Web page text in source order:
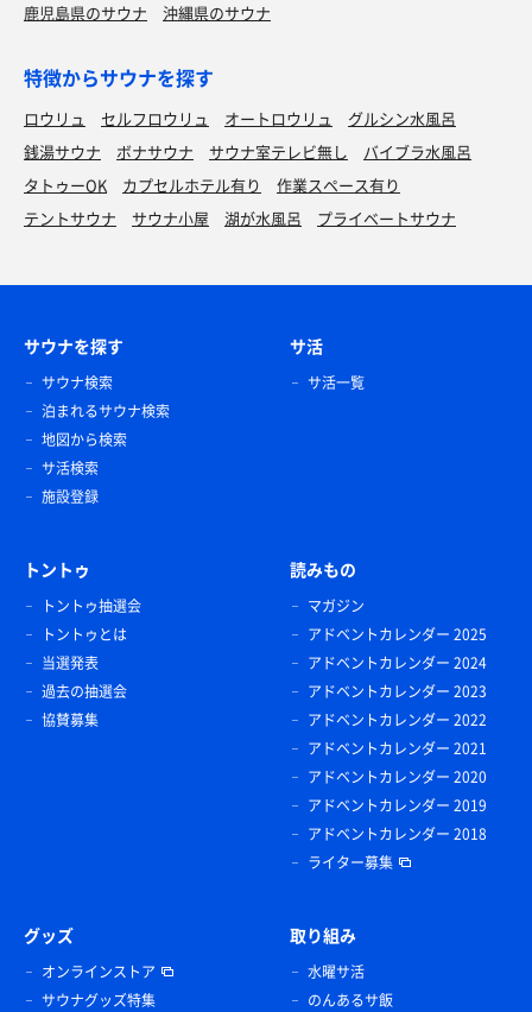
鹿児島県のサウナ
沖縄県のサウナ
特徴からサウナを探す
ロウリュ セルフロウリュ オートロウリュ
グルシン水風呂
銭湯サウナ
ボナサウナ サウナ室テレビ無し
バイブラ水風呂
タトゥーOK
カプセルホテル有り
作業スペース有り
テントサウナ
サウナ小屋 湖が水風呂 プライベートサウナ
サウナを探す
サウナ検索
泊まれるサウナ検索
地図から検索
サ活検索
施設登録
サ活
サ活一覧
トントゥ
トントゥ抽選会
トントゥとは
当選発表
過去の抽選会
協賛募集
読みもの
マガジン
アドベントカレンダー 2025
アドベントカレンダー 2024
アドベントカレンダー 2023
アドベントカレンダー 2022
アドベントカレンダー 2021
アドベントカレンダー 2020
アドベントカレンダー 2019
アドベントカレンダー 2018
ライター募集
グッズ
オンラインストア
サウナグッズ特集
取り組み
水曜サ活
のんあるサ飯